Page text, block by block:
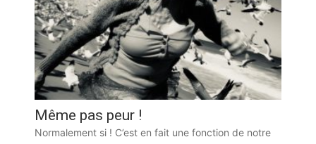
Même pas peur !
Normalement si ! C’est en fait une fonction de notre